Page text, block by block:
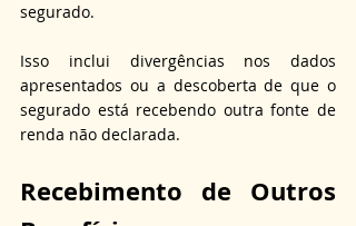
segurado.
Isso inclui divergências nos dados
apresentados ou a descoberta de que o
segurado está recebendo outra fonte de
renda não declarada.
Recebimento de Outros